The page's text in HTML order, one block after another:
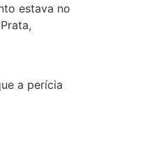
estava no
a perícia